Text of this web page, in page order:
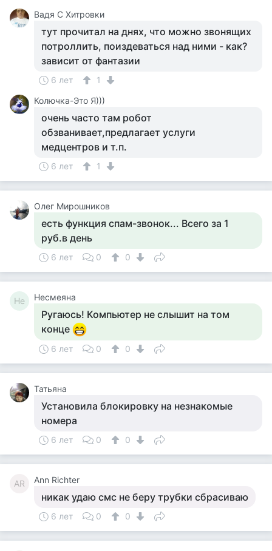
Вадя С Хитровки
тут прочитал на днях, что можно звонящих
потроллить, поиздеваться над ними - как?
зависит от фантазии
6 лет
1
Колючка-Это Я)))
очень часто там робот
обзванивает,предлагает услуги
медцентров и т.п.
6 лет 1
Олег Мирошников
есть функция спам-звонок... Всего за 1
руб.в день
6 лет 0 0
Не Несмеяна
Ругаюсь! Компьютер не слышит на том
конце
6 лет 0 0
Татьяна
Установила блокировку на незнакомые
номера
6 лет 0 0
AR Ann Richter
никак удаю смс не беру трубки сбрасиваю
6 лет 0 0